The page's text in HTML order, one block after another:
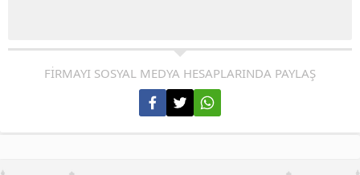
FİRMAYI SOSYAL MEDYA HESAPLARINDA PAYLAŞ